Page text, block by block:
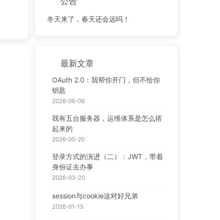
冬天来了，春天还会远吗！
最新文章
OAuth 2.0：我帮你开门，但不给你
钥匙
2026-06-09
我有五台服务器，运维体系是怎么搭
起来的
2026-05-20
登录方式的演进（二）：JWT，带着
身份证去办事
2026-03-20
session与cookie这对好兄弟
2026-01-15